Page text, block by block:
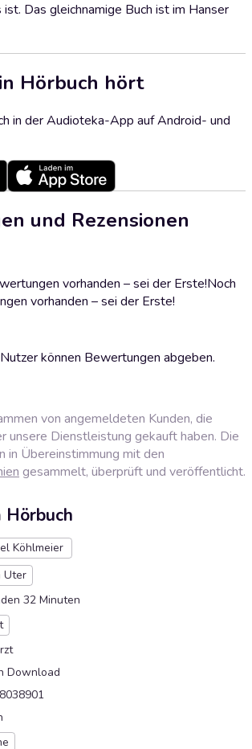
ist. Das gleichnamige Buch ist im Hanser
Hörbuch hört
in der Audioteka-App auf Android- und
und Rezensionen
vorhanden – sei der Erste!Noch
vorhanden – sei der Erste!
können Bewertungen abgeben.
von angemeldeten Kunden, die
unsere Dienstleistung gekauft haben. Die
in Übereinstimmung mit den
gesammelt, überprüft und veröffentlicht.
Hörbuch
Köhlmeier
Uter
32 Minuten
Download